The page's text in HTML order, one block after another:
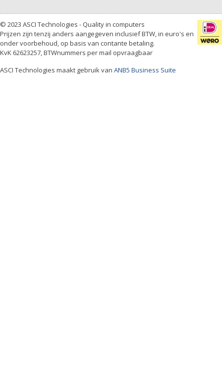
© 2023 ASCI Technologies - Quality in computers
Prijzen zijn tenzij anders aangegeven inclusief BTW, in euro's en
onder voorbehoud, op basis van contante betaling.
KvK 62623257, BTWnummers per mail opvraagbaar
ASCI Technologies maakt gebruik van ANB5 Business Suite